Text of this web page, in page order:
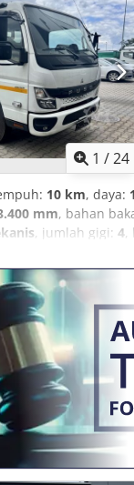
1 /24
10 km, daya:
mm, bahan
, jumlah gigi: 4,
jalur,
lampu kabut,